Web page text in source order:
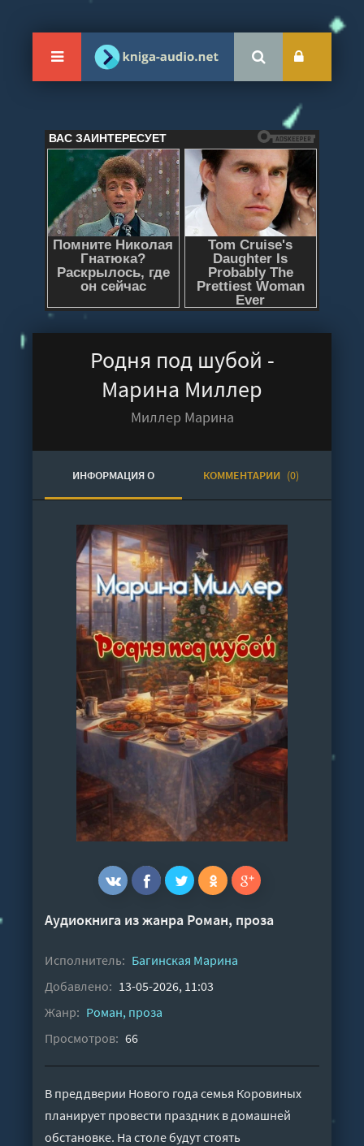
Родня под шубой -
Марина Миллер
Миллер Марина
ИНФОРМАЦИЯ О
АУДИОКНИГЕ
КОММЕНТАРИИ (0)
Аудиокнига из жанра Роман, проза
Исполнитель: Багинская Марина
Добавлено: 13-05-2026, 11:03
Жанр: Роман, проза
Просмотров: 66
В преддверии Нового года семья Коровиных
планирует провести праздник в домашней
обстановке. На столе будут стоять